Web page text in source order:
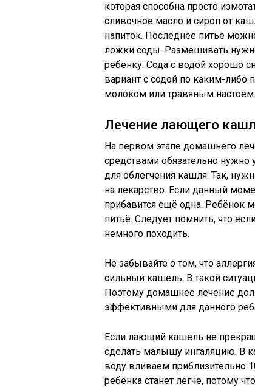
которая способна просто
сливочное масло и сироп от
напиток. Последнее питье
ложки соды. Размешивать
ребёнку. Сода с водой хорошо
вариант с содой по каким-
молоком или травяным
Лечение лающего
На первом этапе домашнего
средствами обязательно
для облегчения кашля. Так,
на лекарство. Если данный
прибавится ещё одна. Ребёнок
питьё. Следует помнить, что
немного походить.
Не забывайте о том, что
сильный кашель. В такой
Поэтому домашнее лечение
эффективными для данного
Если лающий кашель не
сделать малышу ингаляцию. В
воду вливаем приблизительно
ребенка станет легче, потому